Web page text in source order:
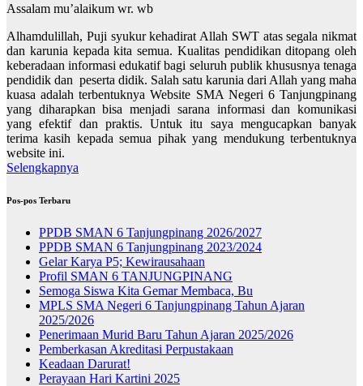
Assalam mu’alaikum wr. wb
Alhamdulillah, Puji syukur kehadirat Allah SWT atas segala nikmat
dan karunia kepada kita semua. Kualitas pendidikan ditopang oleh
keberadaan informasi edukatif bagi seluruh publik khususnya tenaga
pendidik dan peserta didik. Salah satu karunia dari Allah yang maha
kuasa adalah terbentuknya Website SMA Negeri 6 Tanjungpinang
yang diharapkan bisa menjadi sarana informasi dan komunikasi
yang efektif dan praktis. Untuk itu saya mengucapkan banyak
terima kasih kepada semua pihak yang mendukung terbentuknya
website ini.
Selengkapnya
Pos-pos Terbaru
PPDB SMAN 6 Tanjungpinang 2026/2027
PPDB SMAN 6 Tanjungpinang 2023/2024
Gelar Karya P5; Kewirausahaan
Profil SMAN 6 TANJUNGPINANG
Semoga Siswa Kita Gemar Membaca, Bu
MPLS SMA Negeri 6 Tanjungpinang Tahun Ajaran
2025/2026
Penerimaan Murid Baru Tahun Ajaran 2025/2026
Pemberkasan Akreditasi Perpustakaan
Keadaan Darurat!
Perayaan Hari Kartini 2025